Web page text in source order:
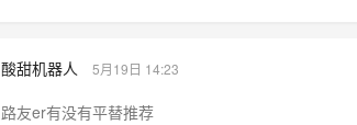
酸甜机器人 5月19日 14:23
路友er有没有平替推荐